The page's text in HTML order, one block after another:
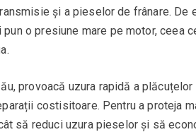
și a pieselor de frânare. De
o presiune mare pe motor, ceea
provoacă uzura rapidă a
costisitoare. Pentru a proteja
să reduci uzura pieselor și să